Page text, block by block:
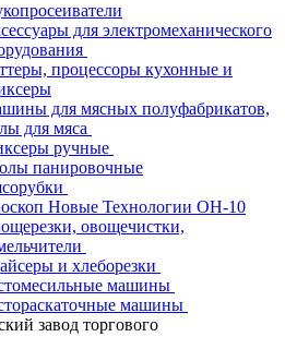
для электромеханического
процессоры кухонные и
для мясных полуфабрикатов,
для мяса
ручные
панировочные
Новые Технологии ОН-10
овощечистки,
и хлеборезки
машины
машины
завод торгового